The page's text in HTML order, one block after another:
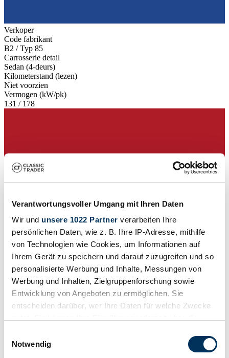
Verantwortungsvoller Umgang mit Ihren Daten
Wir und unsere 1022 Partner verarbeiten Ihre
persönlichen Daten, wie z. B. Ihre IP-Adresse, mithilfe
von Technologien wie Cookies, um Informationen auf
Ihrem Gerät zu speichern und darauf zuzugreifen und so
personalisierte Werbung und Inhalte, Messungen von
Werbung und Inhalten, Zielgruppenforschung sowie
Entwicklung von Angeboten zu ermöglichen. Sie
entscheiden darüber, wer Ihre Daten für welche Zwecke
Trigger Symbol ändern oder widerrufen
Notwendig
Verkoper
Code fabrikant
B2 / Typ 85
Carrosserie detail
Sedan (4-deurs)
Kilometerstand (lezen)
Niet voorzien
Vermogen (kW/pk)
131 / 178
Verkoper